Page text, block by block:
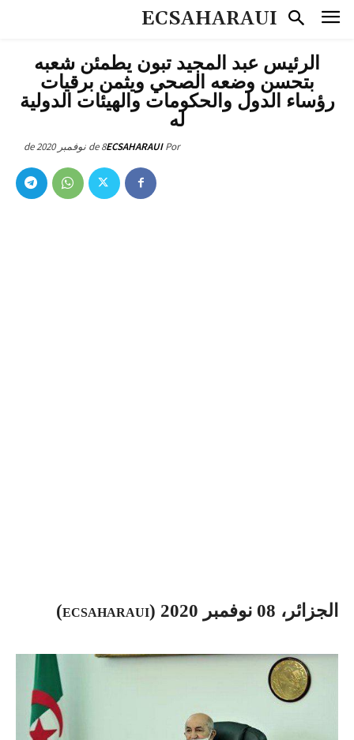
ECSAHARAUI
الرئيس عبد المجيد تبون يطمئن شعبه
بتحسن وضعه الصحي ويثمن برقيات
رؤساء الدول والحكومات والهيئات الدولية
له
Por
ECSAHARAUI8 de نوفمبر de 2020
الجزائر، 08 نوفمبر 2020 ( ECSAHARAUI
)